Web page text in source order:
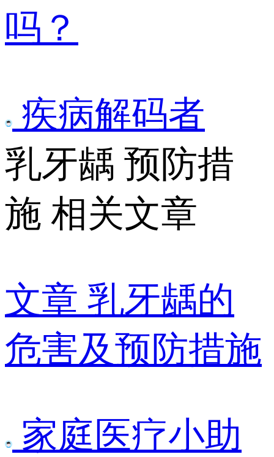
吗？
疾病解码者
乳牙龋 预防措
施 相关文章
文章 乳牙龋的
危害及预防措施
家庭医疗小助